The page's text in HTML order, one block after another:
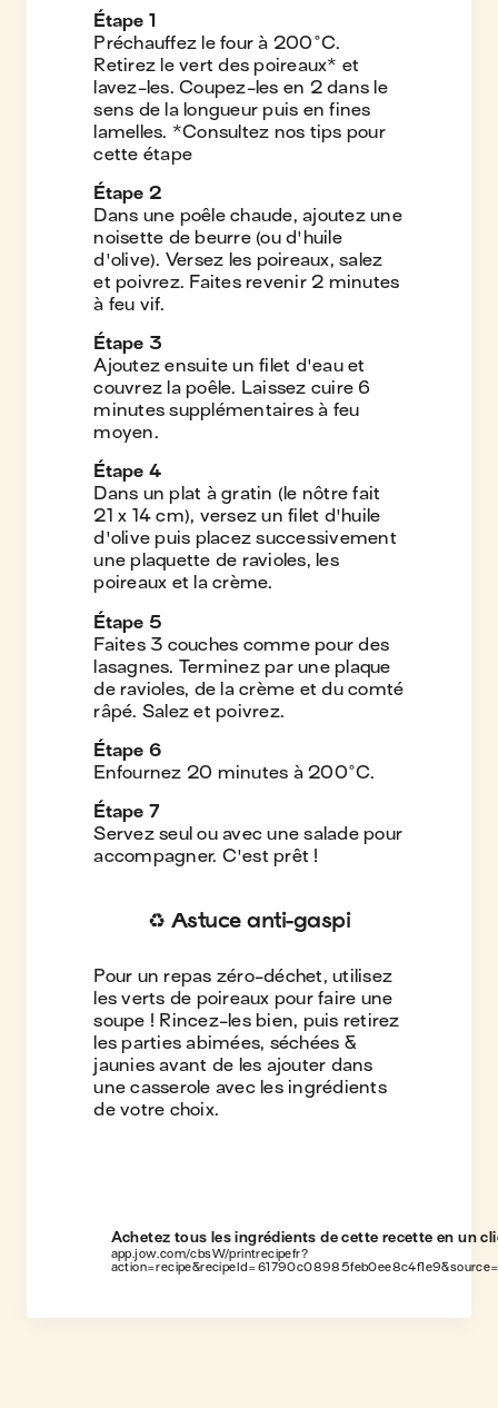
Étape 1
Préchauffez le four à 200°C.
Retirez le vert des poireaux* et
lavez-les. Coupez-les en 2 dans le
sens de la longueur puis en fines
lamelles. *Consultez nos tips pour
cette étape
Étape 2
Dans une poêle chaude, ajoutez une
noisette de beurre (ou d'huile
d'olive). Versez les poireaux, salez
et poivrez. Faites revenir 2 minutes
à feu vif.
Étape 3
Ajoutez ensuite un filet d'eau et
couvrez la poêle. Laissez cuire 6
minutes supplémentaires à feu
moyen.
Étape 4
Dans un plat à gratin (le nôtre fait
21 x 14 cm), versez un filet d'huile
d'olive puis placez successivement
une plaquette de ravioles, les
poireaux et la crème.
Étape 5
Faites 3 couches comme pour des
lasagnes. Terminez par une plaque
de ravioles, de la crème et du comté
râpé. Salez et poivrez.
Étape 6
Enfournez 20 minutes à 200°C.
Étape 7
Servez seul ou avec une salade pour
accompagner. C'est prêt !
♻️ Astuce anti-gaspi
Pour un repas zéro-déchet, utilisez
les verts de poireaux pour faire une
soupe ! Rincez-les bien, puis retirez
les parties abimées, séchées &
jaunies avant de les ajouter dans
une casserole avec les ingrédients
de votre choix.
Achetez tous les ingrédients de cette recette en un
app.jow.com/cbsW/printrecipefr?